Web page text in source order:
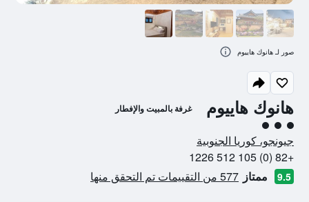
هانوك هاييوم غرفة بالمبيت والإفطار
تقييم فئة 3
جيونجو، كوريا الجنوبية
+82 (0) 105 512 1226
9.5 ممتاز 577 من التقييمات تم التحقق منها
صور لـ هانوك هاييوم